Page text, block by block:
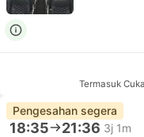
Termasuk
Pengesahan segera
18:35 21:36 3j 1m